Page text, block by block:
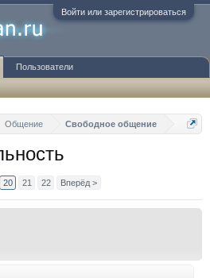
Войти или зарегистрироваться
Общение Свободное общение
20 21 22 Вперёд >
Пользователи